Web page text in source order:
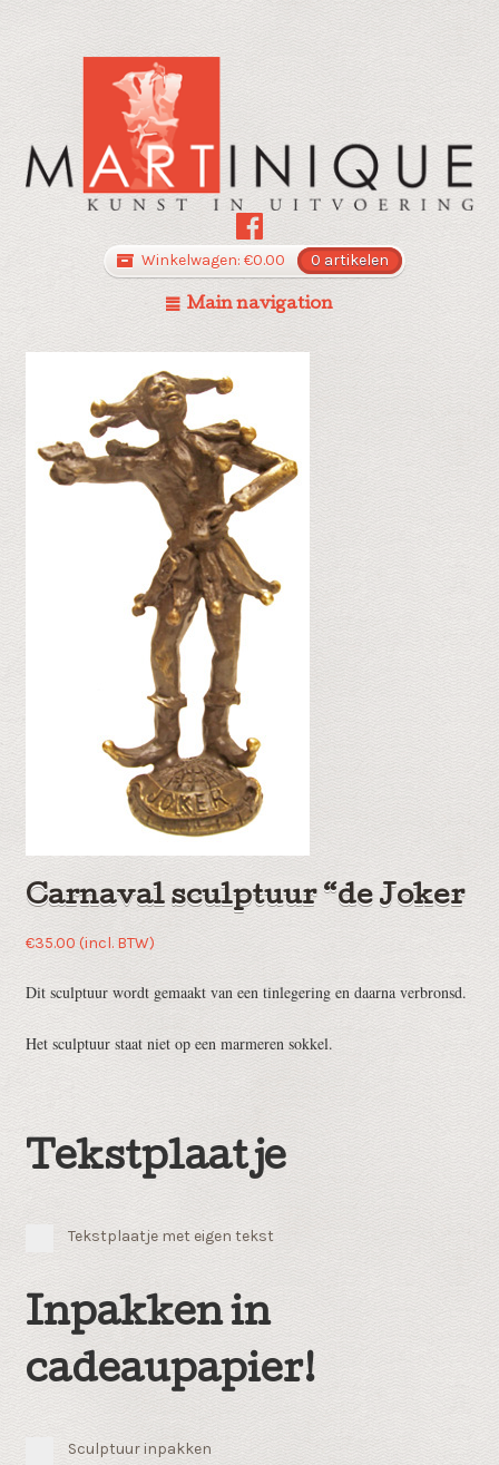
Winkelwagen: €0.00 0 artikelen
Main navigation
Carnaval sculptuur “de Joker
€35.00 (incl. BTW)
Dit sculptuur wordt gemaakt van een tinlegering en daarna verbronsd.
Het sculptuur staat niet op een marmeren sokkel.
Tekstplaatje
Tekstplaatje met eigen tekst
Inpakken in
cadeaupapier!
Sculptuur inpakken